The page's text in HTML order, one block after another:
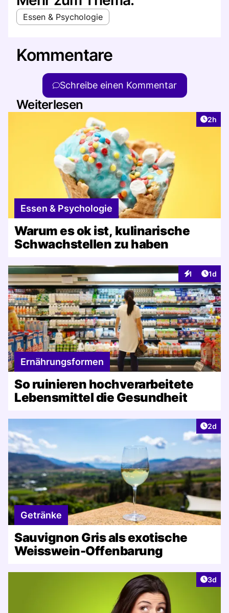
Essen & Psychologie
Kommentare
Schreibe einen Kommentar
Weiterlesen
2h
Essen & Psychologie
Warum es ok ist, kulinarische
Schwachstellen zu haben
1
Interaktionen
1d
Ernährungsformen
So ruinieren hochverarbeitete
Lebensmittel die Gesundheit
2d
Getränke
Sauvignon Gris als exotische
Weisswein-Offenbarung
3d